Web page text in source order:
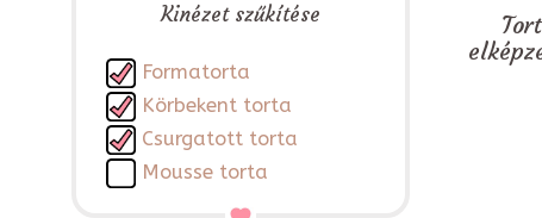
Kinézet szűkítése
Formatorta
Körbekent torta
Csurgatott torta
Mousse torta